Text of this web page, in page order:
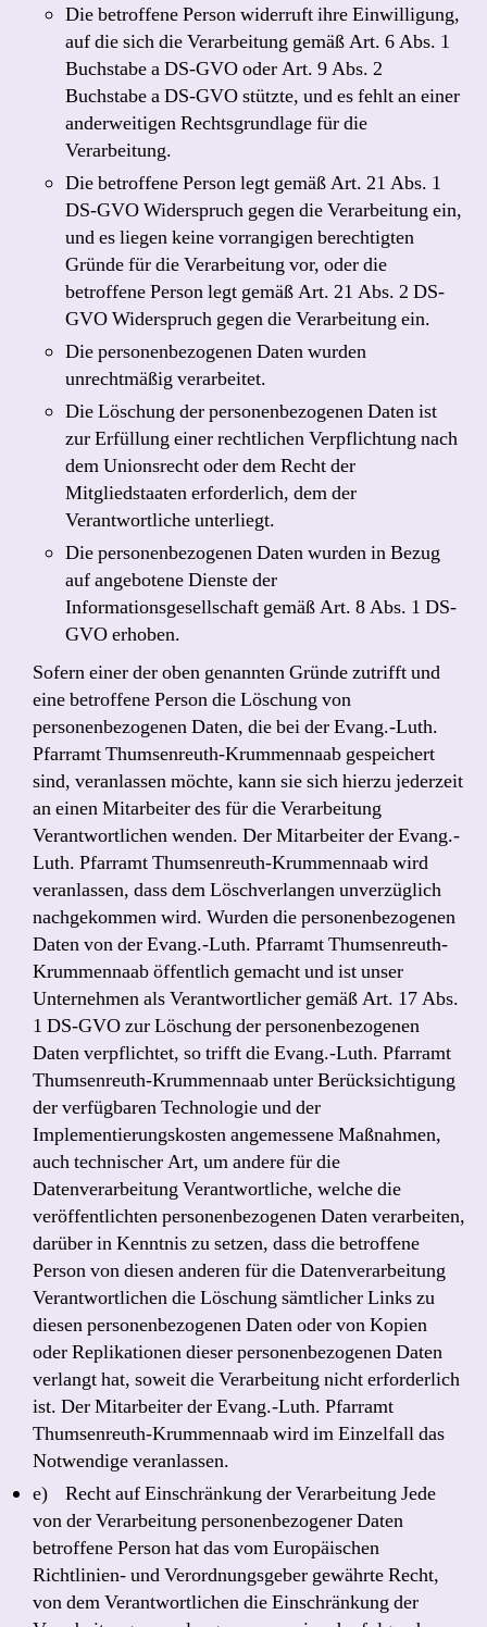
Die betroffene Person widerruft ihre Einwilligung,
auf die sich die Verarbeitung gemäß Art. 6 Abs. 1
Buchstabe a DS-GVO oder Art. 9 Abs. 2
Buchstabe a DS-GVO stützte, und es fehlt an einer
anderweitigen Rechtsgrundlage für die
Verarbeitung.
Die betroffene Person legt gemäß Art. 21 Abs. 1
DS-GVO Widerspruch gegen die Verarbeitung ein,
und es liegen keine vorrangigen berechtigten
Gründe für die Verarbeitung vor, oder die
betroffene Person legt gemäß Art. 21 Abs. 2 DS-
GVO Widerspruch gegen die Verarbeitung ein.
Die personenbezogenen Daten wurden
unrechtmäßig verarbeitet.
Die Löschung der personenbezogenen Daten ist
zur Erfüllung einer rechtlichen Verpflichtung nach
dem Unionsrecht oder dem Recht der
Mitgliedstaaten erforderlich, dem der
Verantwortliche unterliegt.
Die personenbezogenen Daten wurden in Bezug
auf angebotene Dienste der
Informationsgesellschaft gemäß Art. 8 Abs. 1 DS-
GVO erhoben.
Sofern einer der oben genannten Gründe zutrifft und
eine betroffene Person die Löschung von
personenbezogenen Daten, die bei der Evang.-Luth.
Pfarramt Thumsenreuth-Krummennaab gespeichert
sind, veranlassen möchte, kann sie sich hierzu jederzeit
an einen Mitarbeiter des für die Verarbeitung
Verantwortlichen wenden. Der Mitarbeiter der Evang.-
Luth. Pfarramt Thumsenreuth-Krummennaab wird
veranlassen, dass dem Löschverlangen unverzüglich
nachgekommen wird. Wurden die personenbezogenen
Daten von der Evang.-Luth. Pfarramt Thumsenreuth-
Krummennaab öffentlich gemacht und ist unser
Unternehmen als Verantwortlicher gemäß Art. 17 Abs.
1 DS-GVO zur Löschung der personenbezogenen
Daten verpflichtet, so trifft die Evang.-Luth. Pfarramt
Thumsenreuth-Krummennaab unter Berücksichtigung
der verfügbaren Technologie und der
Implementierungskosten angemessene Maßnahmen,
auch technischer Art, um andere für die
Datenverarbeitung Verantwortliche, welche die
veröffentlichten personenbezogenen Daten verarbeiten,
darüber in Kenntnis zu setzen, dass die betroffene
Person von diesen anderen für die Datenverarbeitung
Verantwortlichen die Löschung sämtlicher Links zu
diesen personenbezogenen Daten oder von Kopien
oder Replikationen dieser personenbezogenen Daten
verlangt hat, soweit die Verarbeitung nicht erforderlich
ist. Der Mitarbeiter der Evang.-Luth. Pfarramt
Thumsenreuth-Krummennaab wird im Einzelfall das
Notwendige veranlassen.
e) Recht auf Einschränkung der Verarbeitung Jede
von der Verarbeitung personenbezogener Daten
betroffene Person hat das vom Europäischen
Richtlinien- und Verordnungsgeber gewährte Recht,
von dem Verantwortlichen die Einschränkung der